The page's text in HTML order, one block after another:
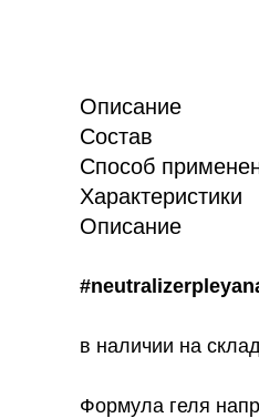
Описание
Состав
Способ
Характеристики
Описание
в наличии на
Формула геля